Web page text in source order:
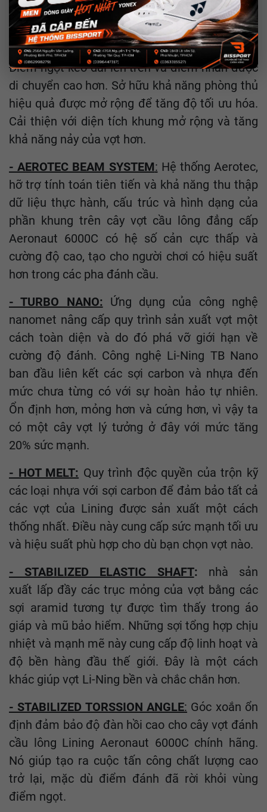
- DYNAMIN-OPT-IMUM FRAME:Thiết kế tối
ưu và cải thiện cấu trúc vợt cho hệ thống tấn
công và phòng thủ một cách hiệu quả hơn.
Điểm ngọt kéo dài lên trên và điểm nhấn được
di chuyển cao hơn. Sở hữu khả năng phòng thủ
hiệu quả được mở rộng để tăng độ tối ưu hóa.
Cải thiện với diện tích khung mở rộng và tăng
khả năng nảy của vợt hơn.
- AEROTEC BEAM SYSTEM: Hệ thống Aerotec,
hỡ trợ tính toán tiên tiến và khả năng thu thập
dữ liệu thực hành, cấu trúc và hình dạng của
phần khung trên cây vợt cầu lông đẳng cấp
Aeronaut 6000C có hệ số cản cực thấp và
cường độ cao, tạo cho người chơi có hiệu suất
hơn trong các pha đánh cầu.
- TURBO NANO: Ứng dụng của công nghệ
nanomet nâng cấp quy trình sản xuất vợt một
cách toàn diện và do đó phá vỡ giới hạn về
cường độ đánh. Công nghệ Li-Ning TB Nano
ban đầu liên kết các sợi carbon và nhựa đến
mức chưa từng có với sự hoàn hảo tự nhiên.
Ổn định hơn, mỏng hơn và cứng hơn, vì vậy ta
có một cây vợt lý tưởng ở đây với mức tăng
20% sức mạnh.
- HOT MELT: Quy trình độc quyền của trộn kỹ
các loại nhựa với sợi carbon để đảm bảo tất cả
các vợt của Lining được sản xuất một cách
thống nhất. Điều này cung cấp sức mạnh tối ưu
và hiệu suất phù hợp cho dù bạn chọn vợt nào.
- STABILIZED ELASTIC SHAFT: nhà sản
xuất lấp đầy các trục mỏng của vợt bằng các
sợi aramid tương tự được tìm thấy trong áo
giáp và mũ bảo hiểm. Những sợi tổng hợp chịu
nhiệt và mạnh mẽ này cung cấp độ linh hoạt và
độ bền hàng đầu thế giới. Đây là một cách
khác giúp vợt Li-Ning bền và chắc chắn hơn.
- STABILIZED TORSSION ANGLE: Góc xoắn ổn
định đảm bảo độ đàn hồi cao cho cây vợt đánh
cầu lông Lining Aeronaut 6000C chính hãng.
Nó giúp tạo ra cuộc tấn công chất lượng cao
trở lại, mặc dù điểm đánh đã rời khỏi vùng
điểm ngọt.